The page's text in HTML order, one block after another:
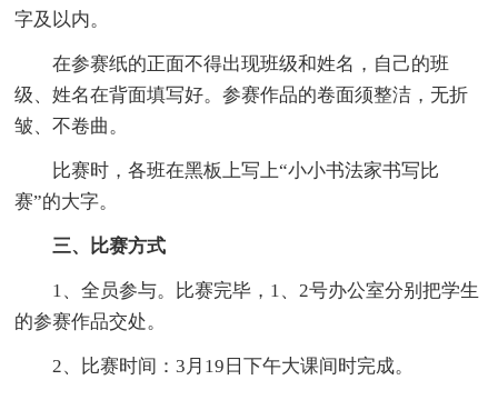
字及以内。
在参赛纸的正面不得出现班级和姓名，自己的班
级、姓名在背面填写好。参赛作品的卷面须整洁，无折
皱、不卷曲。
比赛时，各班在黑板上写上“小小书法家书写比
赛”的大字。
三、比赛方式
1、全员参与。比赛完毕，1、2号办公室分别把学生
的参赛作品交处。
2、比赛时间：3月19日下午大课间时完成。